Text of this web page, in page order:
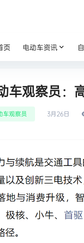
页 电动车资讯
车观察员：
车观察员 3月26日